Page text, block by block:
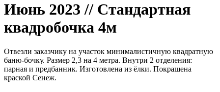
Июнь 2023 // Стандартная
квадробочка 4м
Отвезли заказчику на участок минималистичную квадратную
баню-бочку. Размер 2,3 на 4 метра. Внутри 2 отделения:
парная и предбанник. Изготовлена из ёлки. Покрашена
краской Сенеж.